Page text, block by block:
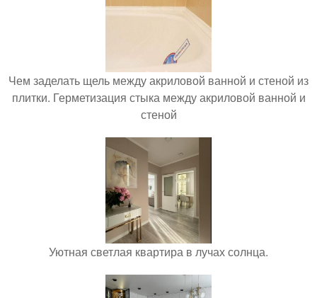
Чем заделать щель между акриловой ванной и стеной из
плитки. Герметизация стыка между акриловой ванной и
стеной
Уютная светлая квартира в лучах солнца.